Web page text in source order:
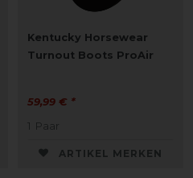
Kentucky Horsewear
Turnout Boots ProAir
59,99 € *
1 Paar
ARTIKEL MERKEN